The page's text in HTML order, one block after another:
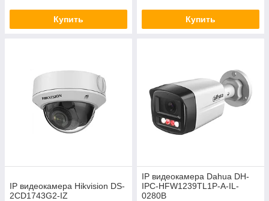
Купить Купить
IP видеокамера Hikvision DS-
2CD1743G2-IZ
IP видеокамера Dahua DH-
IPC-HFW1239TL1P-A-IL-
0280B